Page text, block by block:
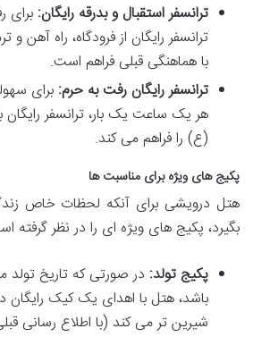
ترانسفر استقبال و بدرقه رایگان: برای
ترانسفر رایگان از فرودگاه، راه آهن
با هماهنگی قبلی فراهم است.
ترانسفر رایگان رفت به حرم: برای
هر یک ساعت یک بار، ترانسفر رایگان
(ع) را فراهم می کند.
پکیج های ویژه برای مناسبت ها
هتل درویشی برای آنکه لحظات خاص
بگیرد، پکیج های ویژه ای را در نظر گرفته
پکیج تولد: در صورتی که تاریخ تولد
باشد، هتل با اهدای یک کیک رایگان
شیرین تر می کند (با اطلاع رسانی